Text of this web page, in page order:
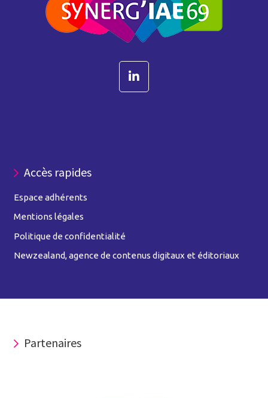
Accès rapides
Espace adhérents
Mentions légales
Politique de confidentialité
Newzealand, agence de contenus digitaux et éditoriaux
Partenaires